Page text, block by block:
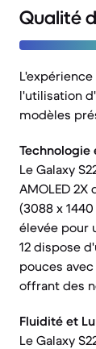
Qualité
l'utilisation
modèles
Technologie
Le Galaxy
AMOLED
(3088 x
élevée pour
12 dispose
pouces
offrant des
Fluidité et
Le Galaxy